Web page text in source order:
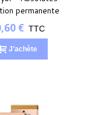
permanente
€ TTC
J'achète